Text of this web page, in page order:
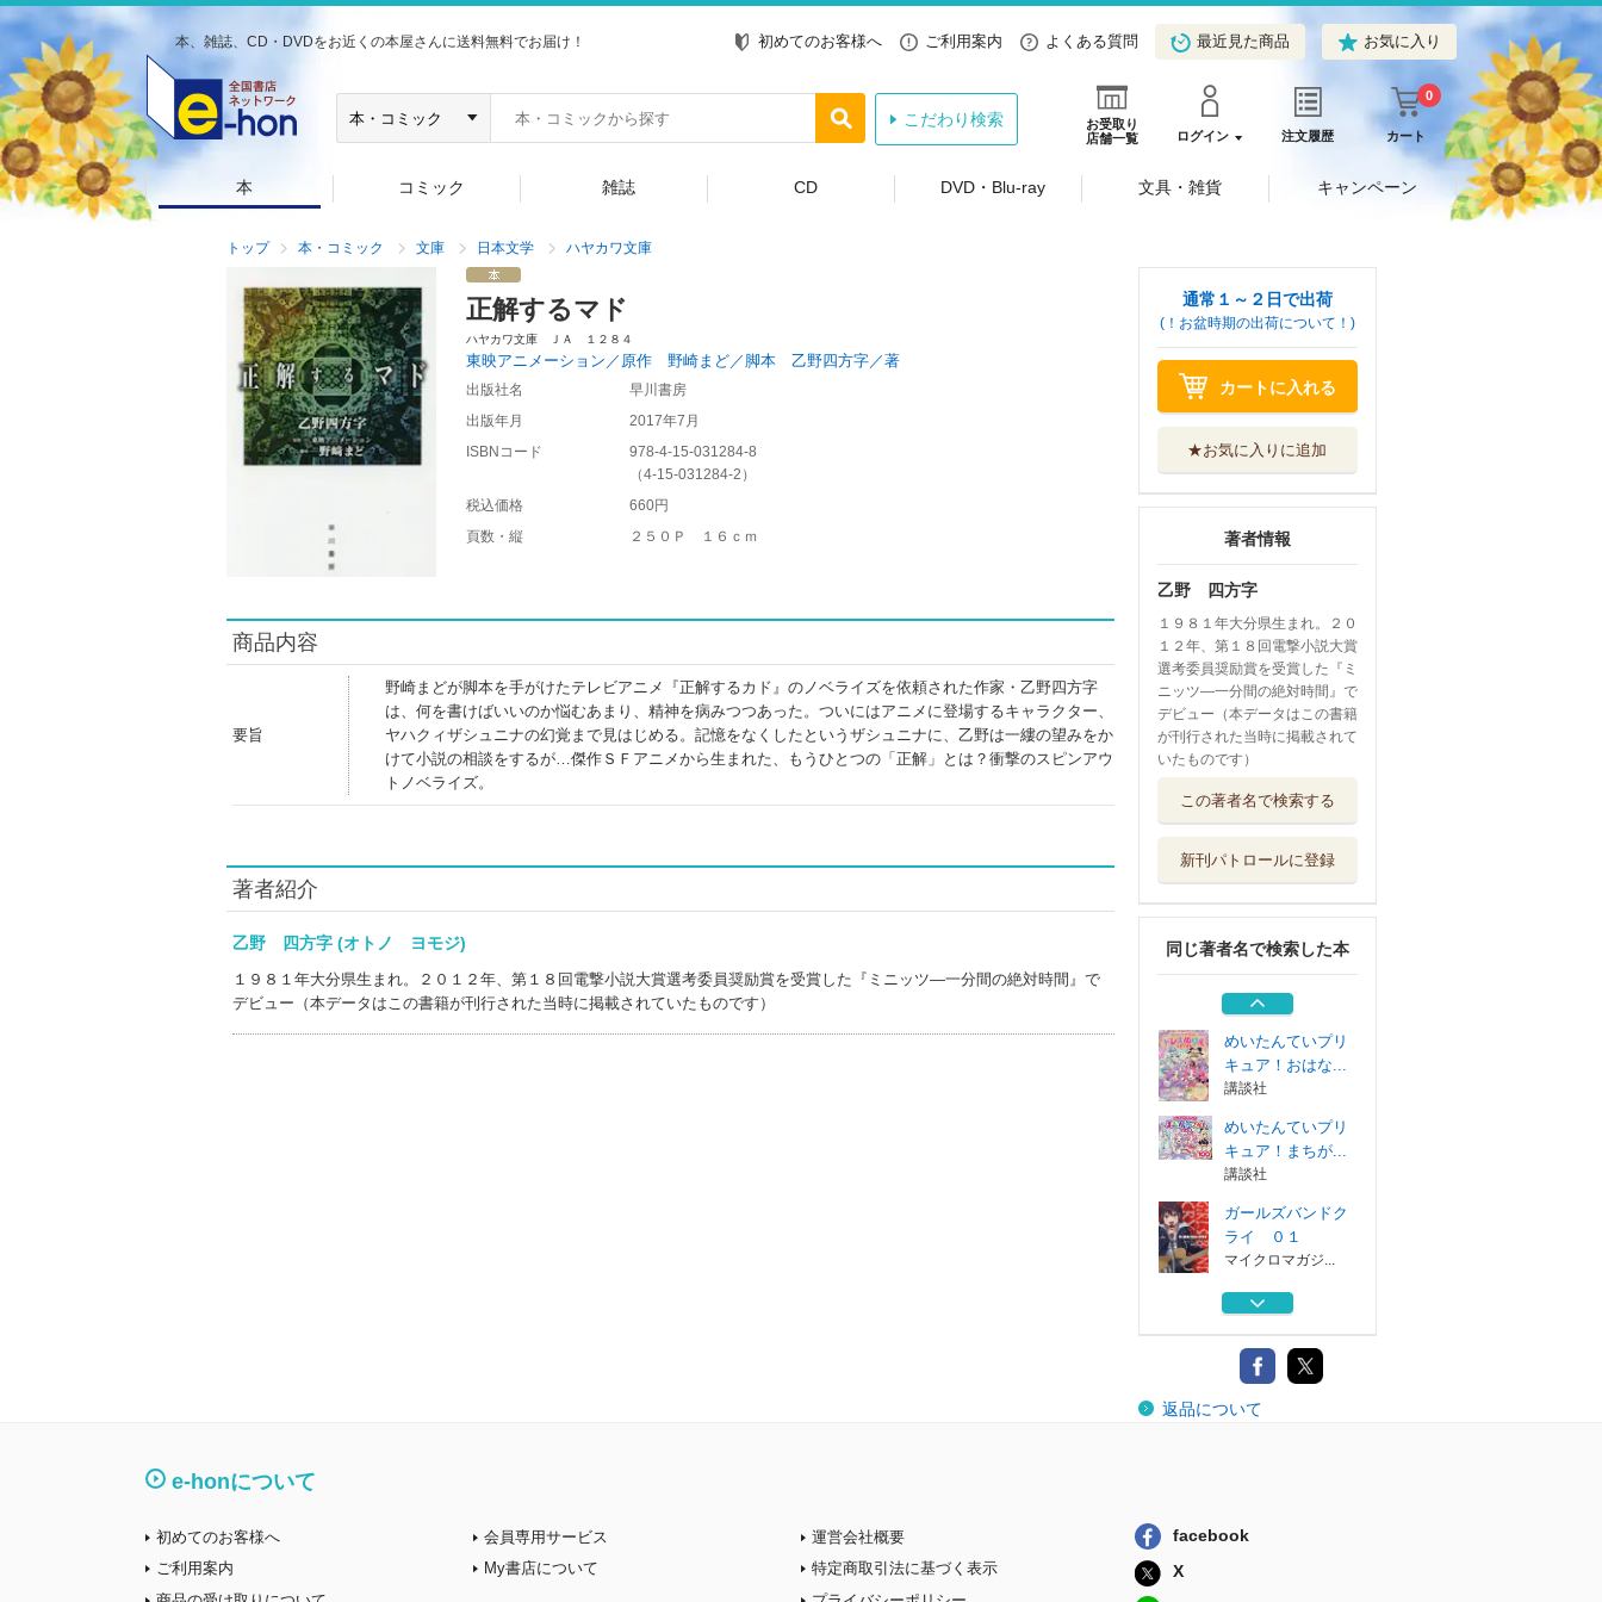
本、雑誌、CD・DVDをお近くの本屋さんに送料無料でお届け！ 初めてのお客様へ ご利用案内 よくある質問 最近見た商品 お気に入り
お受取り
店舗一覧
ログイン 注文履歴 カート
0
こだわり検索
本 コミック 雑誌 CD DVD・Blu-ray 文具・雑貨 キャンペーン
トップ 本・コミック 文庫 日本文学 ハヤカワ文庫
正解するマド
ハヤカワ文庫 ＪＡ １２８４
東映アニメーション／原作 野崎まど／脚本 乙野四方字／著
出版社名
早川書房
出版年月
2017年7月
ISBNコード
978-4-15-031284-8
（4-15-031284-2 ）
税込価格
660円
頁数・縦
２５０Ｐ １６ｃｍ
商品内容
要旨
野崎まどが脚本を手がけたテレビアニメ『正解するカド』のノベライズを依頼された作家・乙野四方字
は、何を書けばいいのか悩むあまり、精神を病みつつあった。ついにはアニメに登場するキャラクター、
ヤハクィザシュニナの幻覚まで見はじめる。記憶をなくしたというザシュニナに、乙野は一縷の望みをか
けて小説の相談をするが…傑作ＳＦアニメから生まれた、もうひとつの「正解」とは？衝撃のスピンアウ
トノベライズ。
著者紹介
乙野 四方字 (オトノ ヨモジ)
１９８１年大分県生まれ。２０１２年、第１８回電撃小説大賞選考委員奨励賞を受賞した『ミニッツ―一分間の絶対時間』で
デビュー（本データはこの書籍が刊行された当時に掲載されていたものです）
通常１～２日で出荷
(！お盆時期の出荷について！)
カートに入れる
★お気に入りに追加
著者情報
乙野 四方字
１９８１年大分県生まれ。２０
１２年、第１８回電撃小説大賞
選考委員奨励賞を受賞した『ミ
ニッツ―一分間の絶対時間』で
デビュー（本データはこの書籍
が刊行された当時に掲載されて
いたものです）
この著者名で検索する
新刊パトロールに登録
同じ著者名で検索した本
ライ ０１
めいたんていプリ
講談社
めいたんていプリ
キュア！あいう...
講談社
めいたんていプリ
キュア！おはな...
講談社
めいたんていプリ
キュア！まちが...
講談社
ガールズバンドク
ライ ０１
マイクロマガジ...
めいたんていプリ
講談社
めいたんていプリ
キュア！あいう...
返品について
e-honについて
初めてのお客様へ
ご利用案内
会員専用サービス
My書店について
運営会社概要
特定商取引法に基づく表示
facebook
X